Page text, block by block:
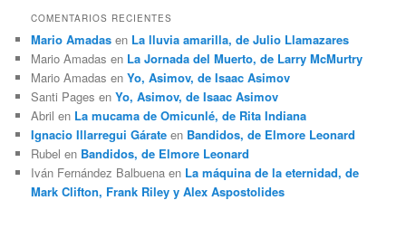
COMENTARIOS RECIENTES
Mario Amadas en La lluvia amarilla, de Julio Llamazares
Mario Amadas en La Jornada del Muerto, de Larry McMurtry
Mario Amadas enYo, Asimov, de Isaac Asimov
Santi Pages enYo, Asimov, de Isaac Asimov
Abril en La mucama de Omicunlé, de Rita Indiana
Ignacio Illarregui Gárate en Bandidos, de Elmore Leonard
Rubel en Bandidos, de Elmore Leonard
Iván Fernández Balbuena en La máquina de la eternidad, de
Mark Clifton, Frank Riley y Alex Aspostolides